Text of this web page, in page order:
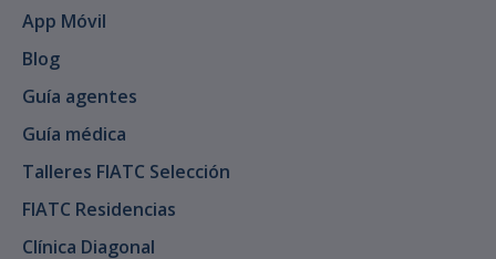
App Móvil
Blog
Guía agentes
Guía médica
Talleres FIATC Selección
FIATC Residencias
Clínica Diagonal